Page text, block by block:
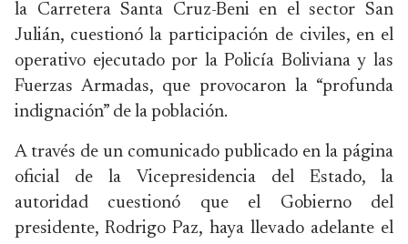
la Carretera Santa Cruz-Beni en el sector San
Julián, cuestionó la participación de civiles, en el
operativo ejecutado por la Policía Boliviana y las
Fuerzas Armadas, que provocaron la “profunda
indignación” de la población.
A través de un comunicado publicado en la página
oficial de la Vicepresidencia del Estado, la
autoridad cuestionó que el Gobierno del
presidente, Rodrigo Paz, haya llevado adelante el